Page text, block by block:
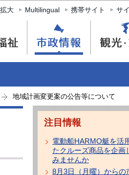
大 Multilingual 携帯サイト サ
地域計画変更案の公告等について
注目情報
電動船HARMO艇を活
たクルーズ商品を企画
みませんか
8月3日（月曜）からの